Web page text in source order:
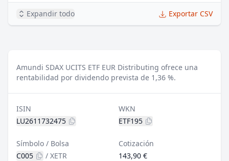
Expandir todo Exportar CSV
Amundi SDAX UCITS ETF EUR Distributing ofrece una
rentabilidad por dividendo prevista de 1,36 %.
ISIN
LU2611732475
WKN
ETF195
Símbolo / Bolsa
C005
/ XETR
Cotización
143,90 €